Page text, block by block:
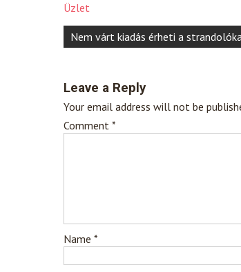
Üzlet
Post
navigation
Nem várt kiadás érheti a
Leave a Reply
Your email address will not be
Comment *
Name *